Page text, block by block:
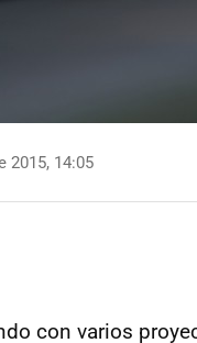
2015, 14:05
con varios